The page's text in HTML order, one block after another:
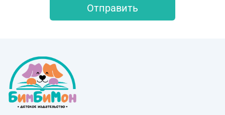
Отправить